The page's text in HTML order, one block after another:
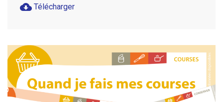
cloud_download Télécharger